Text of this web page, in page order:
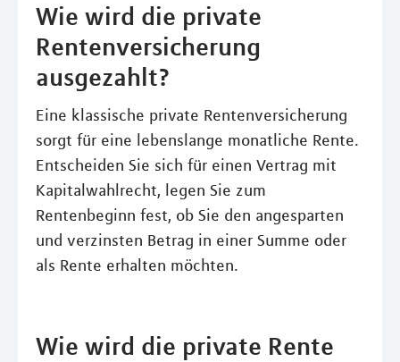
Wie wird die private
Rentenversicherung
ausgezahlt?
Eine klassische private Rentenversicherung
sorgt für eine lebenslange monatliche Rente.
Entscheiden Sie sich für einen Vertrag mit
Kapitalwahlrecht, legen Sie zum
Rentenbeginn fest, ob Sie den angesparten
und verzinsten Betrag in einer Summe oder
als Rente erhalten möchten.
Wie wird die private Rente